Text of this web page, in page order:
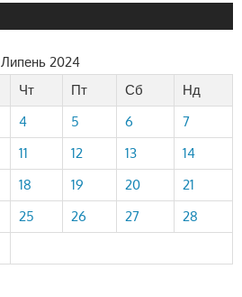
Липень 2024
Чт Пт Сб
Нд
4 5 6
7
11 12 13
14
18 19 20
21
25 26 27
28